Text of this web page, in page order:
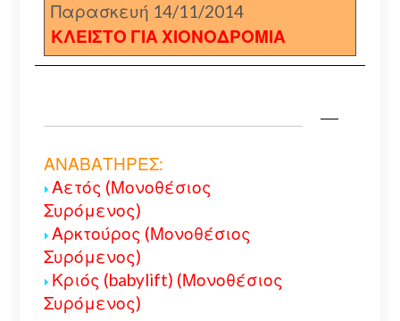
Παρασκευή 14/11/2014
ΚΛΕΙΣΤΟ ΓΙΑ ΧΙΟΝΟΔΡΟΜΙΑ
ΑΝΑΒΑΤΗΡΕΣ:
Αετός (Μονοθέσιος
Συρόμενος)
Αρκτούρος (Μονοθέσιος
Συρόμενος)
Κριός (babylift) (Μονοθέσιος
Συρόμενος)